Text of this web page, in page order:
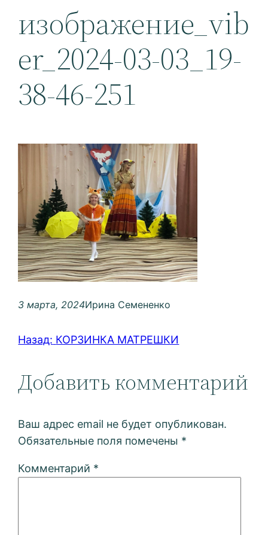
изображение_vib
er_2024-03-03_19-
38-46-251
3 марта, 2024Ирина Семененко
Назад: КОРЗИНКА МАТРЕШКИ
Добавить комментарий
Ваш адрес email не будет опубликован.
Обязательные поля помечены *
Комментарий *